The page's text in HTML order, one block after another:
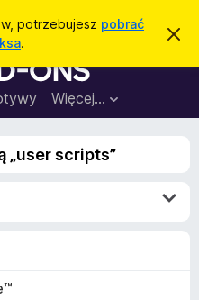
potrzebujesz pobrać
.
Z
j
w
i
Więcej…
Zaloguj się
„user scripts”